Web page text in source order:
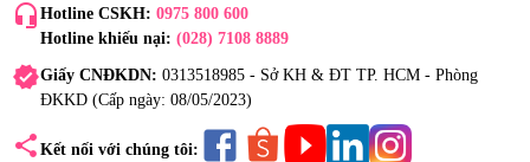
headset_mic Hotline CSKH: 0975 800 600
Hotline khiếu nại: (028) 7108 8889
verifiedGiấy CNĐKDN: 0313518985 - Sở KH & ĐT TP. HCM - Phòng
ĐKKD (Cấp ngày: 08/05/2023)
share Kết nối với chúng tôi: